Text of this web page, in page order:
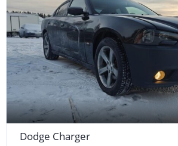
Dodge Charger